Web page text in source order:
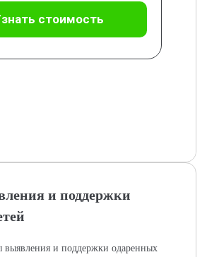
стоимость
и поддержки
выявления и поддержки одаренных